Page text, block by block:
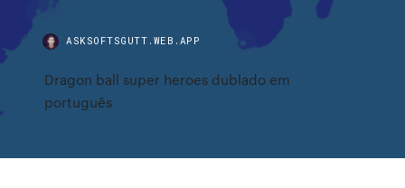
ASKSOFTSGUTT.WEB.APP
Dragon ball super heroes dublado em
português